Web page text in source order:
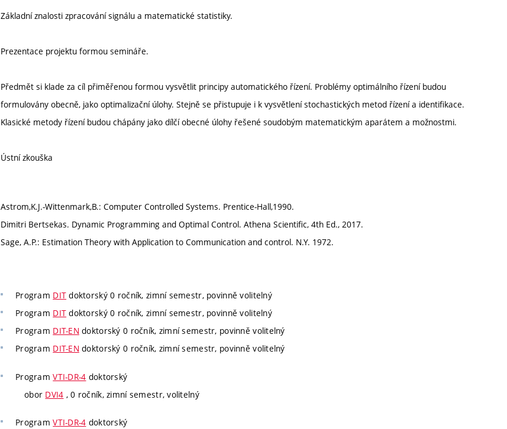
Základní znalosti zpracování signálu a matematické statistiky.
Prezentace projektu formou semináře.
Předmět si klade za cíl přiměřenou formou vysvětlit principy automatického řízení. Problémy optimálního řízení budou
formulovány obecně, jako optimalizační úlohy. Stejně se přistupuje i k vysvětlení stochastických metod řízení a identifikace.
Klasické metody řízení budou chápány jako dílčí obecné úlohy řešené soudobým matematickým aparátem a možnostmi.
Ústní zkouška
Astrom,K.J.-Wittenmark,B.: Computer Controlled Systems. Prentice-Hall,1990.
Dimitri Bertsekas. Dynamic Programming and Optimal Control. Athena Scientific, 4th Ed., 2017.
Sage, A.P.: Estimation Theory with Application to Communication and control. N.Y. 1972.
Program DIT doktorský 0 ročník, zimní semestr, povinně volitelný
Program DIT doktorský 0 ročník, zimní semestr, povinně volitelný
Program DIT-EN doktorský 0 ročník, zimní semestr, povinně volitelný
Program DIT-EN doktorský 0 ročník, zimní semestr, povinně volitelný
ProgramVTI-DR-4 doktorský
obor DVI4 , 0 ročník, zimní semestr, volitelný
ProgramVTI-DR-4 doktorský